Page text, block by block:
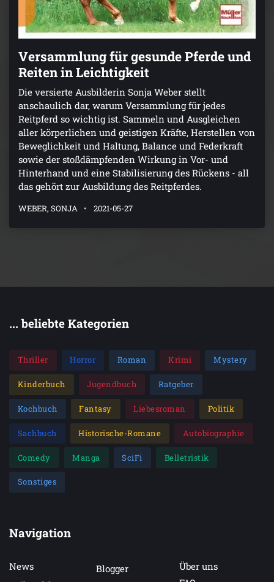
Versammlung für gesunde Pferde und
Reiten in Leichtigkeit
Die versierte Ausbilderin Sonja Weber stellt
anschaulich dar, warum Versammlung für jedes
Reitpferd so wichtig ist. Sammeln und Ausgleichen
aller körperlichen und geistigen Kräfte, Herstellen von
Beweglichkeit und Haltung, Balance und Federkraft
sowie der stoßdämpfenden Wirkung in Vor- und
Hinterhand und eine Stabilisierung des Rückens - all
das gehört zur Ausbildung des Reitpferdes.
WEBER, SONJA 2021-05-27
... beliebte Kategorien
Thriller Horror Roman Krimi Mystery
Kinderbuch Jugendbuch Ratgeber
Kochbuch Fantasy Liebesroman Politik
Sachbuch Historische-Romane Autobiographie
Comedy Manga SciFi Belletristik
Sonstiges
Navigation
News
Blogger
Über uns